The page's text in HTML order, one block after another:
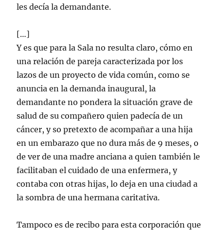
les decía la demandante.
[…]
Y es que para la Sala no resulta claro, cómo en
una relación de pareja caracterizada por los
lazos de un proyecto de vida común, como se
anuncia en la demanda inaugural, la
demandante no pondera la situación grave de
salud de su compañero quien padecía de un
cáncer, y so pretexto de acompañar a una hija
en un embarazo que no dura más de 9 meses, o
de ver de una madre anciana a quien también le
facilitaban el cuidado de una enfermera, y
contaba con otras hijas, lo deja en una ciudad a
la sombra de una hermana caritativa.
Tampoco es de recibo para esta corporación que